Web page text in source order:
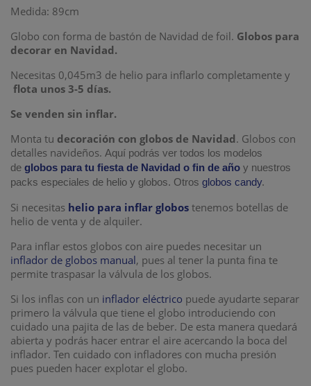
Medida: 89cm
Globo con forma de bastón de Navidad de foil. Globos para
decorar en Navidad.
Necesitas 0,045m3 de helio para inflarlo completamente y
flota unos 3-5 días.
Se venden sin inflar.
Monta tu decoración con globos de Navidad. Globos con
detalles navideños. Aquí podrás ver todos los modelos
de globos para tu fiesta de Navidad o fin de año y nuestros
packs especiales de helio y globos. Otros globos candy.
Si necesitas helio para inflar globos tenemos botellas de
helio de venta y de alquiler.
Para inflar estos globos con aire puedes necesitar un
inflador de globos manual, pues al tener la punta fina te
permite traspasar la válvula de los globos.
Si los inflas con un inflador eléctrico puede ayudarte separar
primero la válvula que tiene el globo introduciendo con
cuidado una pajita de las de beber. De esta manera quedará
abierta y podrás hacer entrar el aire acercando la boca del
inflador. Ten cuidado con infladores con mucha presión
pues pueden hacer explotar el globo.